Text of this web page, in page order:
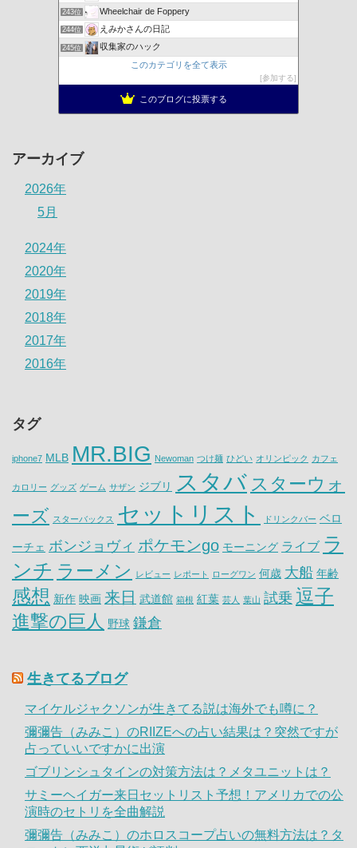
243位 Wheelchair de Foppery
244位 えみかさんの日記
245位
収集家のハック
このカテゴリを全て表示
参加する
このブログに投票する
アーカイブ
2026年
5月
2024年
2020年
2019年
2018年
2017年
2016年
タグ
iphone7 MLB MR.BIG Newoman つけ麺 ひどい オリンピック カフェ
カロリー グッズ ゲーム サザン ジブリ スタバ スターウォ
ーズ スターバックス セットリスト ドリンクバー ベロ
ーチェ ボンジョヴィ ポケモンgo モーニング ライブ ラ
ンチ ラーメン レビュー レポート ローグワン 何歳 大船 年齢
感想 新作 映画 来日 武道館 箱根 紅葉 芸人 葉山 試乗 逗子
進撃の巨人 野球 鎌倉
生きてるブログ
マイケルジャクソンが生きてる説は海外でも噂に？
彌彌告（みみこ）のRIIZEへの占い結果は？突然ですが
占っていいですかに出演
ゴブリンシュタインの対策方法は？メタユニットは？
サミーヘイガー来日セットリスト予想！アメリカでの公
演時のセトリを全曲解説
彌彌告（みみこ）のホロスコープ占いの無料方法は？タ